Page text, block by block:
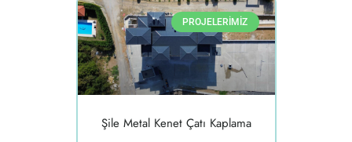
PROJELERİMİZ
Şile Metal Kenet Çatı Kaplama